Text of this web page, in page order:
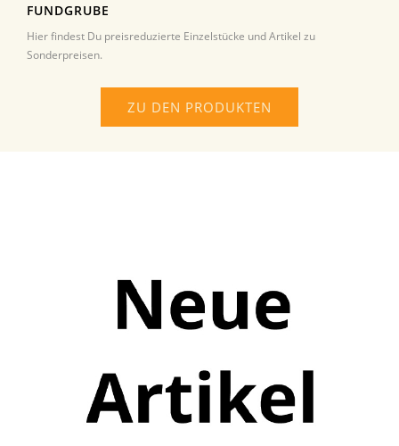
FUNDGRUBE
Hier findest Du preisreduzierte Einzelstücke und Artikel zu
Sonderpreisen.
ZU DEN PRODUKTEN